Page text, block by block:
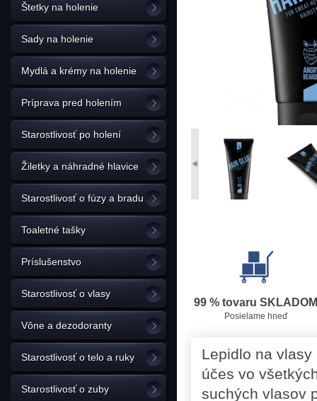
Štetky na holenie
Sady na holenie
Mydlá a krémy na holenie
Príprava pred holením
Starostlivosť po holení
Žiletky a náhradné hlavice
Starostlivosť o fúzy a bradu
Toaletné tašky
Príslušenstvo
Starostlivosť o vlasy
Vône a dezodoranty
Starostlivosť o telo a ruky
Starostlivosť o zuby
99 % tovaru SKLADOM
Posielame hneď
Lepidlo na
účes vo
suchých vlasov